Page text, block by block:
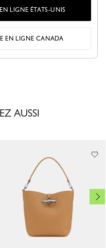
met en lumière le savoir-
Le fermoir Bambou,
les modèles tel un bijou
AUSSI
LIGNE ÉTATS-UNIS
EN LIGNE CANADA